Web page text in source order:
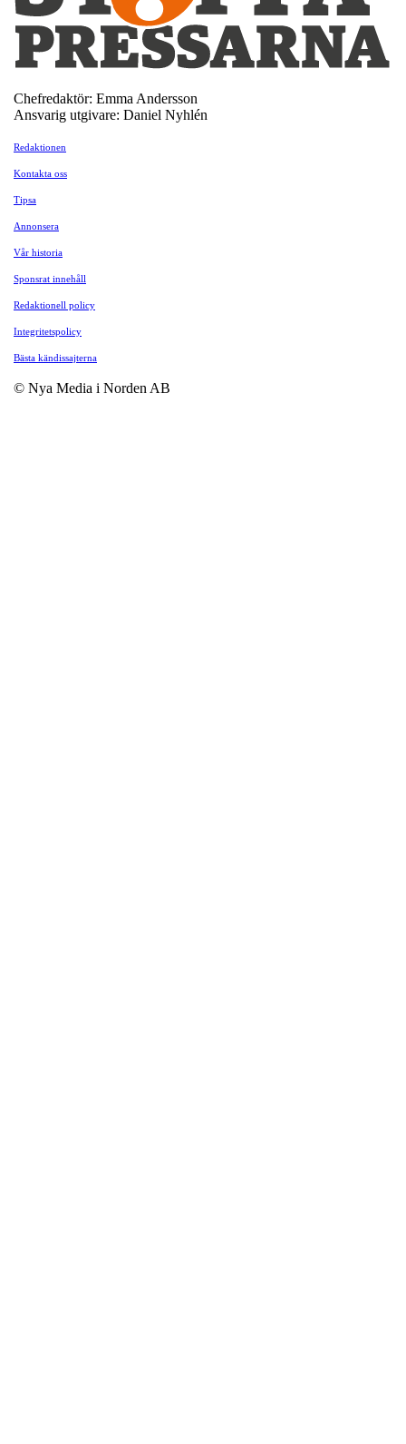
Chefredaktör: Emma Andersson
Ansvarig utgivare: Daniel Nyhlén
Redaktionen
Kontakta oss
Tipsa
Annonsera
Vår historia
Sponsrat innehåll
Redaktionell policy
Integritetspolicy
Bästa kändissajterna
© Nya Media i Norden AB